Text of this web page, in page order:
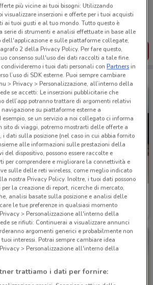
sempre con te!
le migliori offerte dei negozi vicino a te,
creare la tua lista del risparmio, comodamente
SCARICA L’APP
8.2 km
Burger King
Scade il 31/08
più vicine ai tuoi bisogni: Utilizzando
visualizzare inserzioni e offerte per i tuoi acquisti
ai tuoi gusti e al tuo mondo. Tutto questo è
serie di strumenti e analisi effettuate in base alle
e sulle piattaforme collegate,
2 della Privacy Policy. Per fare questo,
consenso sull'uso dei dati raccolti a tale fine.
condivideremo i tuoi dati personali conPartnersin
l’uso di SDK esterne. Puoi sempre cambiare
> Privacy > Personalizzazione, all’interno della
se accetti: Le inserzioni pubblicitarie che
dell’app potranno trattare di argomenti relativi
su piattaforme esterne a
se un servizio a noi collegato ci informa
sito di viaggi, potremo mostrarti delle offerte a
i dati sulla posizione (nel caso in cui abbia fornito
alle informazioni sulle prestazioni della
dispositivo, possono essere raccolte e
per comprendere e migliorare la connettività e
sulle delle reti wireless, come meglio indicato
nostra Privacy Policy. Inoltre, i tuoi dati possono
la creazione di report, ricerche di mercato,
analisi basate sulla posizione e analisi delle
le tue preferenze in qualsiasi momento
> Personalizzazione all'interno della
se rifiuti: Continuerai a visualizzare annunci
argomenti generici e probabilmente non
interessi. Potrai sempre cambiare idea
> Personalizzazione all'interno della
trattiamo i dati per fornire: